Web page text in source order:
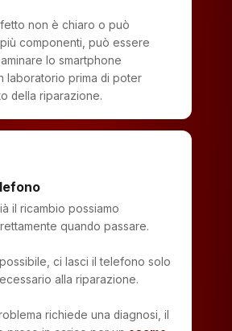
non è chiaro o può
componenti, può essere
lo smartphone
laboratorio prima di poter
della riparazione.
il ricambio possiamo
quando passare.
ci lasci il telefono solo
alla riparazione.
richiede una diagnosi, il